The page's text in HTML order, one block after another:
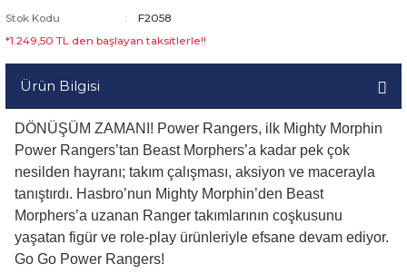
Stok Kodu
F2058
*1.249,50 TL den başlayan taksitlerle!!
Ürün Bilgisi
DÖNÜŞÜM ZAMANI! Power Rangers, ilk Mighty Morphin
Power Rangers’tan Beast Morphers’a kadar pek çok
nesilden hayranı; takım çalışması, aksiyon ve macerayla
tanıştırdı. Hasbro’nun Mighty Morphin’den Beast
Morphers’a uzanan Ranger takımlarının coşkusunu
yaşatan figür ve role-play ürünleriyle efsane devam ediyor.
Go Go Power Rangers!